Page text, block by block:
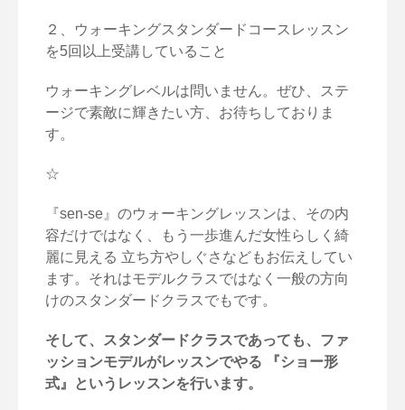
２、ウォーキングスタンダードコースレッスン
を5回以上受講していること
ウォーキングレベルは問いません。ぜひ、ステ
ージで素敵に輝きたい方、お待ちしておりま
す。
☆
『sen-se』のウォーキングレッスンは、その内
容だけではなく、もう一歩進んだ女性らしく綺
麗に見える 立ち方やしぐさなどもお伝えしてい
ます。それはモデルクラスではなく一般の方向
けのスタンダードクラスでもです。
そして、スタンダードクラスであっても、ファ
ッションモデルがレッスンでやる 『ショー形
式』というレッスンを行います。